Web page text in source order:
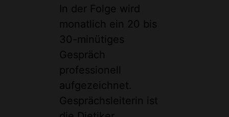
In der Folge wird
monatlich ein 20 bis
30-minütiges
Gespräch
professionell
aufgezeichnet.
Gesprächsleiterin ist